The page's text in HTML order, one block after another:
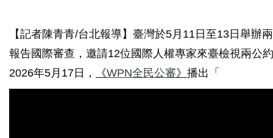
【記者陳青青/台北報導】臺灣於5月11日至13日舉辦
報告國際審查，邀請12位國際人權專家來臺檢視兩公
2026年5月17日，
《WPN全民公審》 播出「